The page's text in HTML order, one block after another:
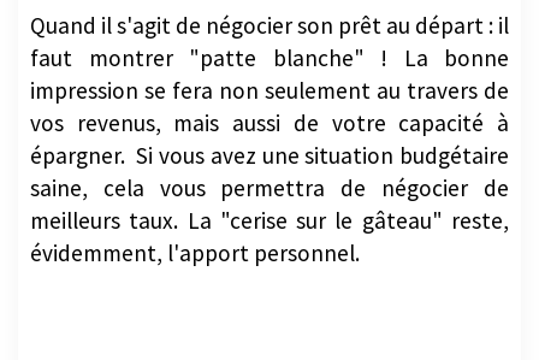
Quand il s'agit de négocier son prêt au départ : il
faut montrer "patte blanche" ! La bonne
impression se fera non seulement au travers de
vos revenus, mais aussi de votre capacité à
épargner. Si vous avez une situation budgétaire
saine, cela vous permettra de négocier de
meilleurs taux. La "cerise sur le gâteau" reste,
évidemment, l'apport personnel.